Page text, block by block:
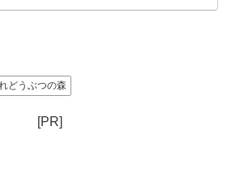
どうぶつの森
[PR]